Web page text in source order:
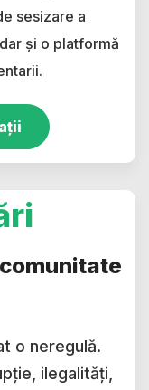
sesizare a
și o platformă
o neregulă.
ilegalități,